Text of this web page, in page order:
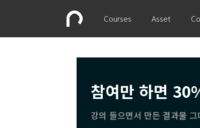
Courses Asset
참여만 하면
강의 들으면서 만든 결과물